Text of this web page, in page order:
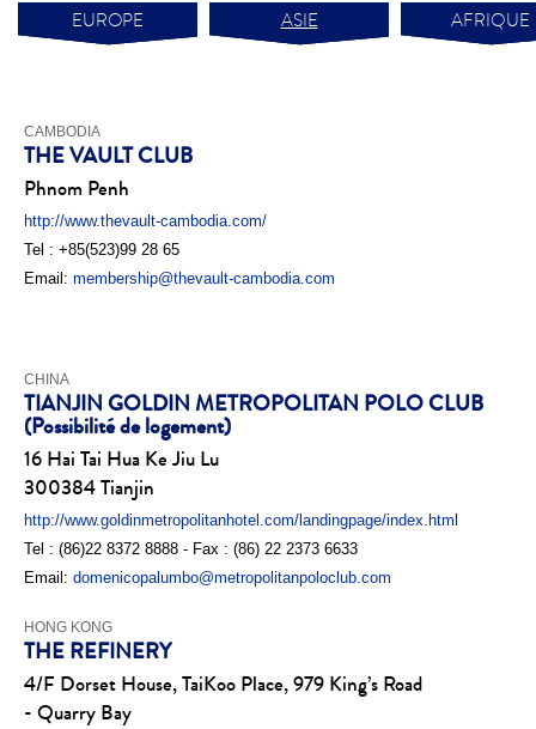
EUROPE ASIE AFRIQUE
CAMBODIA
THE VAULT CLUB
Phnom Penh
http://www.thevault-cambodia.com/
Tel : +85(523)99 28 65
Email: membership@thevault-cambodia.com
CHINA
TIANJIN GOLDIN METROPOLITAN POLO CLUB
(Possibilité de logement)
16 Hai Tai Hua Ke Jiu Lu
300384 Tianjin
http://www.goldinmetropolitanhotel.com/landingpage/index.html
Tel : (86)22 8372 8888 - Fax : (86) 22 2373 6633
Email: domenicopalumbo@metropolitanpoloclub.com
HONG KONG
THE REFINERY
4/F Dorset House, TaiKoo Place, 979 King’s Road
- Quarry Bay